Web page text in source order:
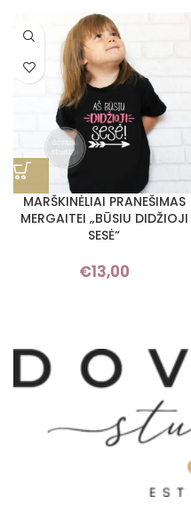
MARŠKINĖLIAI PRANEŠIMAS
MERGAITEI „BŪSIU DIDŽIOJI
SESĖ“
€13,00